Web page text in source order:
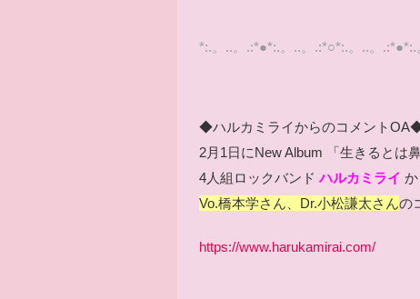
*:.。..。.:*●*:.。..。.:*○*:.。..。.:*●*:.
◆ハルカミライからのコメント
2月1日にNew Album 「生きるとは
4人組ロックバンドハルカミライ か
Vo.橋本学さん、Dr.小松謙太さんの
https://www.harukamirai.com/